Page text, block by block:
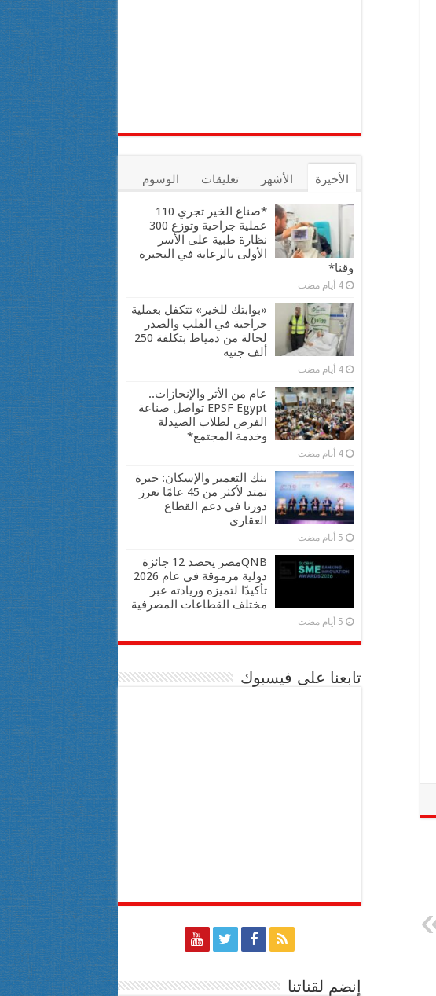
الأخيرة الأشهر تعليقات الوسوم
*صناع الخير تجري 110
عملية جراحية وتوزع 300
نظارة طبية على الأسر
الأولى بالرعاية في البحيرة
وقنا*
4 أيام مضت
«بوابتك للخير» تتكفل بعملية
جراحية في القلب والصدر
لحالة من دمياط بتكلفة 250
ألف جنيه
4 أيام مضت
عام من الأثر والإنجازات..
EPSF Egypt تواصل صناعة
الفرص لطلاب الصيدلة
وخدمة المجتمع*
4 أيام مضت
بنك التعمير والإسكان: خبرة
تمتد لأكثر من 45 عامًا تعزز
دورنا في دعم القطاع
العقاري
5 أيام مضت
QNBمصر يحصد 12 جائزة
دولية مرموقة في عام 2026
تأكيدًا لتميزه وريادته عبر
مختلف القطاعات المصرفية
5 أيام مضت
تابعنا على فيسبوك
إنضم لقناتنا